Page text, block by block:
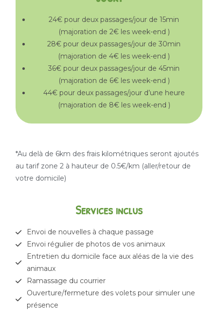
24€ pour deux passages/jour de 15min
(majoration de 2€ les week-end )
28€ pour deux passages/jour de 30min
(majoration de 4€ les week-end )
36€ pour deux passages/jour de 45min
(majoration de 6€ les week-end )
44€ pour deux passages/jour d’une heure
(majoration de 8€ les week-end )
*Au delà de 6km des frais kilométriques seront ajoutés
au tarif zone 2 à hauteur de 0.5€/km (aller/retour de
votre domicile)
Services inclus
Envoi de nouvelles à chaque passage
Envoi régulier de photos de vos animaux
Entretien du domicile face aux aléas de la vie des
animaux
Ramassage du courrier
Ouverture/fermeture des volets pour simuler une
présence